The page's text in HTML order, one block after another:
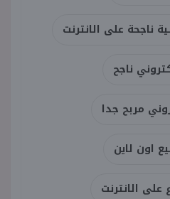
ناجحة على الانترنت
ناجح
مربح جدا
اون لاين
الانترنت